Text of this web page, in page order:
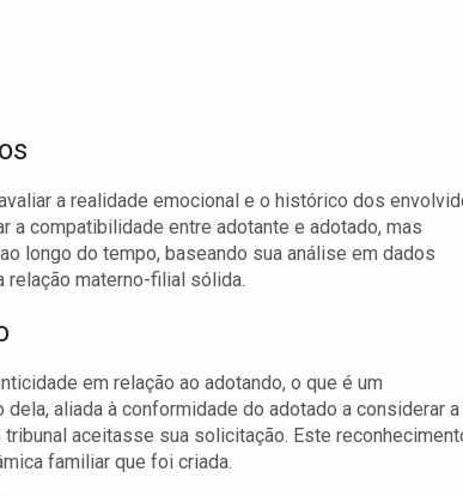
a realidade emocional e o histórico dos
a compatibilidade entre adotante e adotado, mas
longo do tempo, baseando sua análise em dados
relação materno-filial sólida.
em relação ao adotando, o que é um
aliada à conformidade do adotado a considerar a
aceitasse sua solicitação. Este
familiar que foi criada.